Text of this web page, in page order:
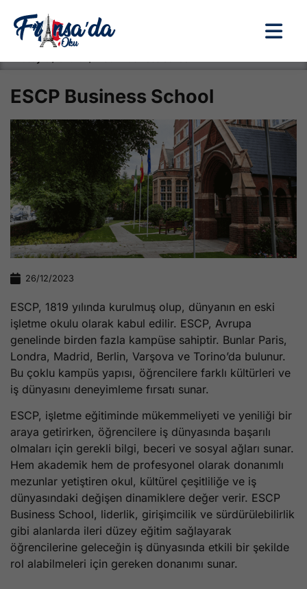
ESCP Business School
26/12/2023
ESCP, 1819 yılında kurulmuş olup, dünyanın en eski
işletme okulu olarak kabul edilir. ESCP, Avrupa
genelinde birden fazla kampüse sahiptir. Bunlar Paris,
Londra, Madrid, Berlin, Varşova ve Torino’da bulunur.
Bu çoklu kampüs yapısı, öğrencilere farklı kültürleri ve
iş dünyasını deneyimleme fırsatı sunar.
ESCP, işletme eğitiminde mükemmeliyeti ve yeniliği bir
araya getirirken, öğrencilere iş dünyasında başarılı
olmaları için gerekli bilgi, beceri ve sosyal ağları sunar.
Hem akademik hem de profesyonel olarak donanımlı
mezunlar yetiştiren okul, kültürel çeşitliliğe ve iş
dünyasındaki değişen dinamiklere değer verir. ESCP
Business School, liderlik, girişimcilik ve sürdürülebilirlik
gibi alanlarda ileri düzey eğitim sağlayarak
öğrencilerine geleceğin iş dünyasında etkili bir şekilde
rol alabilmeleri için gereken donanımı sunar.